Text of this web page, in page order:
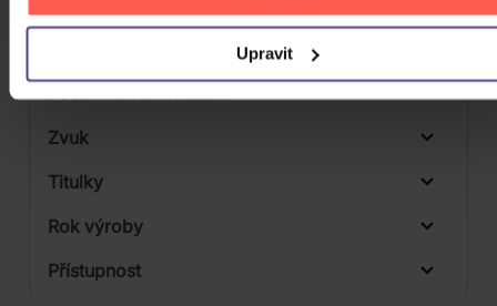
Upravit
Počet Platform Album
Zvuk
Titulky
Rok výroby
Přístupnost